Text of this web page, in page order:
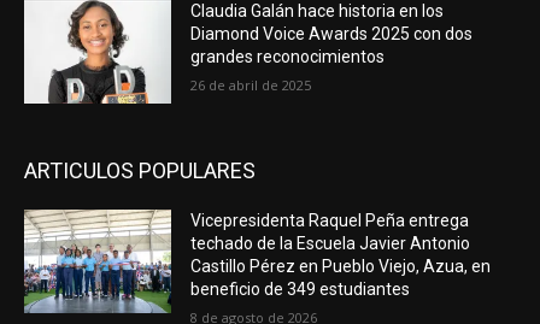
Claudia Galán hace historia en los
Diamond Voice Awards 2025 con dos
grandes reconocimientos
26 de abril de 2025
ARTICULOS POPULARES
Vicepresidenta Raquel Peña entrega
techado de la Escuela Javier Antonio
Castillo Pérez en Pueblo Viejo, Azua, en
beneficio de 349 estudiantes
8 de agosto de 2026